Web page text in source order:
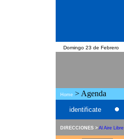
Domingo 23 de Febrero
Home > Agenda
identificate
DIRECCIONES > Al Aire Libre